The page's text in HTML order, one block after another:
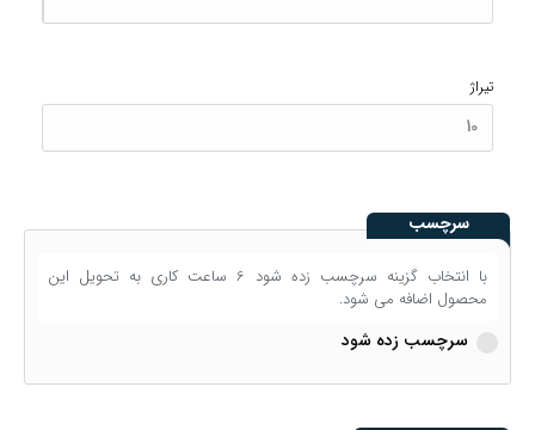
تیراژ
سرچسب
با انتخاب گزینه سرچسب زده شود 6 ساعت کاری به تحویل این
محصول اضافه می شود.
سرچسب زده شود